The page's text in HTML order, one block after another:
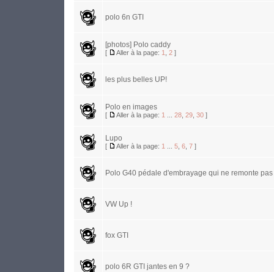
polo 6n GTI
[photos] Polo caddy
[ Aller à la page: 1 2 ]
les plus belles UP!
Polo en images
[ Aller à la page: 1 28 29 30 ]
Lupo
[ Aller à la page: 1 5 6 7 ]
Polo G40 pédale d'embrayage qui ne remonte pas
VW Up !
fox GTI
polo 6R GTI jantes en 9 ?